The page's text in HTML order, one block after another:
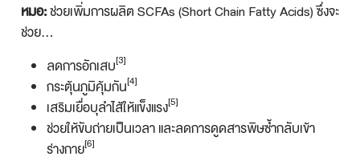
หมอ:ช่วยเพิ่มการผลิต SCFAs (Short Chain Fatty Acids) ซึ่งจะ
ช่วย…
ลดการอักเสบ[3]
กระตุ้นภูมิคุ้มกัน[4]
เสริมเยื่อบุลำไส้ให้แข็งแรง[5]
ช่วยให้ขับถ่ายเป็นเวลา และลดการดูดสารพิษซ้ำกลับเข้า
ร่างกาย[6]